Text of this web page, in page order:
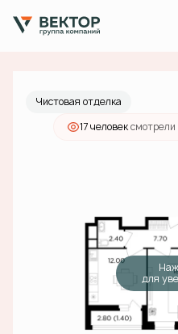
2-комнатная
Ипотекаот 75 005 руб./мес.
Чистовая отделка
17 человексмотрели
для